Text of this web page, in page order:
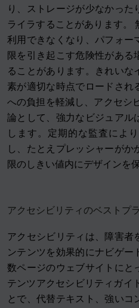
り、ストレージが少なかった
ライラすることがあります。
利用できなくなり、パフォー
限を引き起こす危険性がある
ることがあります。きれいな
素が適切な時点でロードされ
への負担を軽減し、アクセシ
論として、強力なビジュアル
します。定期的な監査によ
し、たとえプレッシャーがか
限のしきい値内にデザインを
アクセシビリティのベストプ
アクセシビリティは、障害者
ンテンツを効果的にナビゲー
数ページのウェブサイトにと
テンツアクセシビリティガイ
とで、代替テキスト、強いコ